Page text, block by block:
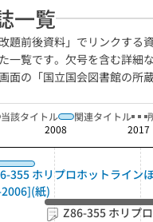
一覧
題前後資料」でリンクする
一覧です。欠号を含む詳細
面の「国立国会図書館の所
当該タイトル 関連タイトル
2008 2017
355 ホリプロホットライン
紙)
Z86-355 ホリプ